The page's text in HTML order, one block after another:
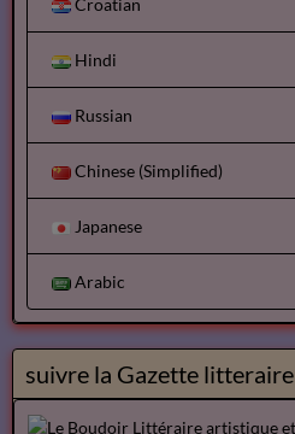
Croatian
Hindi
Russian
Chinese (Simplified)
Japanese
Arabic
suivre la Gazette litteraire